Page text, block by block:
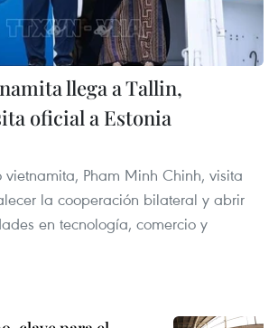
llega a Tallin,
oficial a Estonia
vietnamita, Pham Minh Chinh, visita
la cooperación bilateral y abrir
en tecnología, comercio y